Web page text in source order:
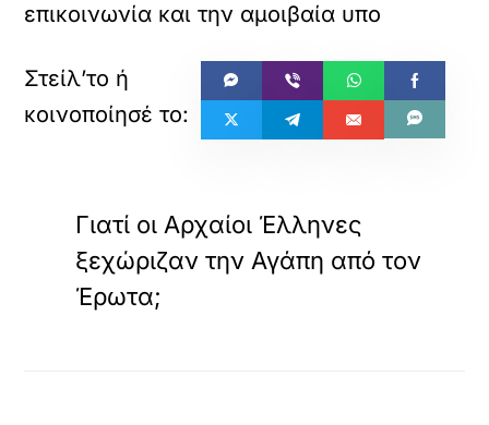
επικοινωνία και την αμοιβαία υπο
Γιατί οι Αρχαίοι Έλληνες
ξεχώριζαν την Αγάπη από τον
Έρωτα;